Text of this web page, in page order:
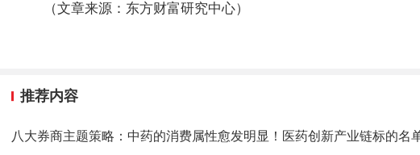
（文章来源：东方财富研究中心）
推荐内容
八大券商主题策略：中药的消费属性愈发明显！医药创新产业链标的名